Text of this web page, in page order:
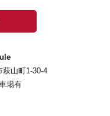
萩山町1-30-4
場有